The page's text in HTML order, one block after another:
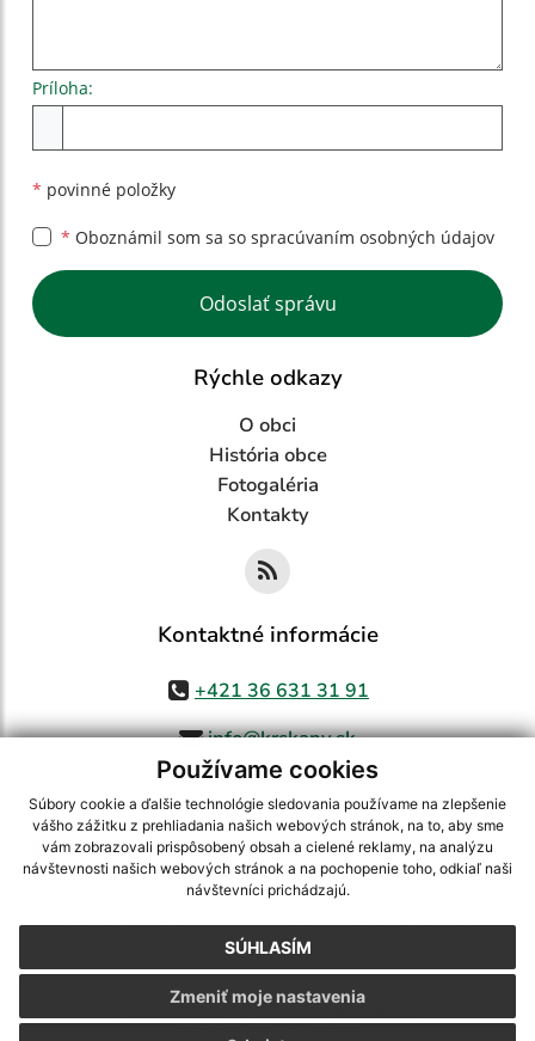
Používame cookies
Súbory cookie a ďalšie technológie sledovania používame na zlepšenie
vášho zážitku z prehliadania našich webových stránok, na to, aby sme
vám zobrazovali prispôsobený obsah a cielené reklamy, na analýzu
návštevnosti našich webových stránok a na pochopenie toho, odkiaľ naši
návštevníci prichádzajú.
SÚHLASÍM
Zmeniť moje nastavenia
Príloha:
* povinné položky
* Oboznámil som sa so spracúvaním osobných údajov
Google reCaptcha Response
Odoslať správu
Rýchle odkazy
O obci
História obce
Fotogaléria
Kontakty
Kontaktné informácie
+421 36 631 31 91
info@krskany.sk
využite možnosť získavania aktuálnych informácií s využitím RSS
CMS systém (redakčný) systém ECHELON 2,Mapa stránok,web portál
webex.digital, s.r.o.,domény,registrácia domény
Posledná aktualizácia:07.08.2026
Vytlačiť stránku|Vyhlásenie o prístupnosti